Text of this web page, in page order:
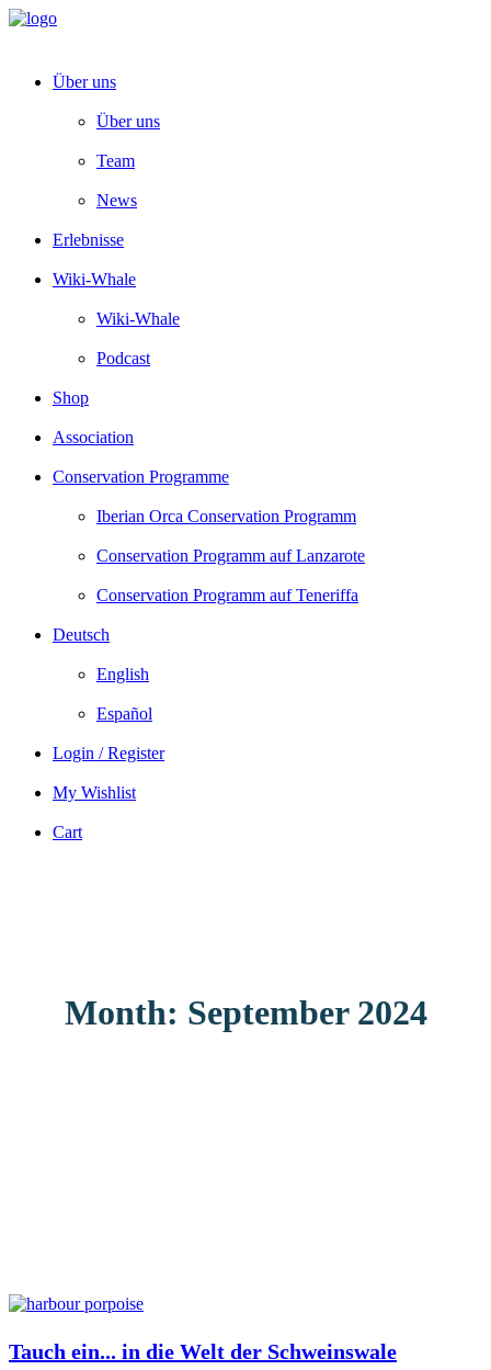
Über uns
Über uns
Team
News
Erlebnisse
Wiki-Whale
Wiki-Whale
Podcast
Shop
Association
Conservation Programme
Iberian Orca Conservation Programm
Conservation Programm auf Lanzarote
Conservation Programm auf Teneriffa
Deutsch
English
Español
Login / Register
My Wishlist
Cart
Month: September 2024
Tauch ein... in die Welt der Schweinswale